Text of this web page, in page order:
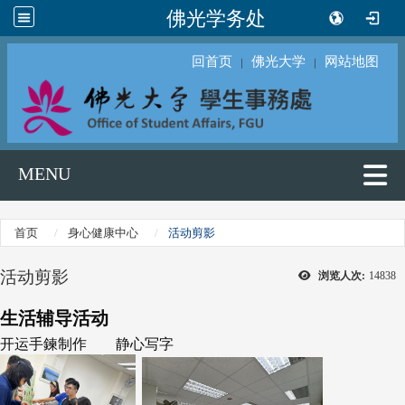
佛光学务处
回首页 ｜ 佛光大学 ｜ 网站地图
MENU
首页 身心健康中心 活动剪影
浏览人次: 14838
活动剪影
生活辅导活动
开运手鍊制作 静心写字